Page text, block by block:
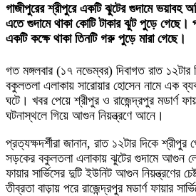
গাজীপুরের শ্রীপুরে একটি ঝুটের গুদামে ভয়াবহ
এতে গুদামে থাকা কোটি টাকার ঝুট পুড়ে গেছে।
একটি কক্ষে থাকা তিনটি গরু পুড়ে মারা গেছে।
গত মঙ্গলবার (১৭ নভেম্বর) দিবাগত রাত ১২টার
বকুলতলা এলাকায় সারোয়ার হোসেন নামে এক
ঘটে। খবর পেয়ে শ্রীপুর ও রাজেন্দ্রপুর মডার্ণ
ঘটনাস্থলে গিয়ে আগুন নিয়ন্ত্রণে আনে।
প্রত্যক্ষদর্শীরা জানান, রাত ১২টার দিকে শ্রীপুর
সড়কের বকুলতলা এলাকায় ঝুটের গুদামে আগুন
ফায়ার সার্ভিসের দুটি ইউনিট আগুন নিয়ন্ত্রণের
তীব্রতা বাড়ায় পরে রাজেন্দ্রপুর মডার্ণ ফায়ার